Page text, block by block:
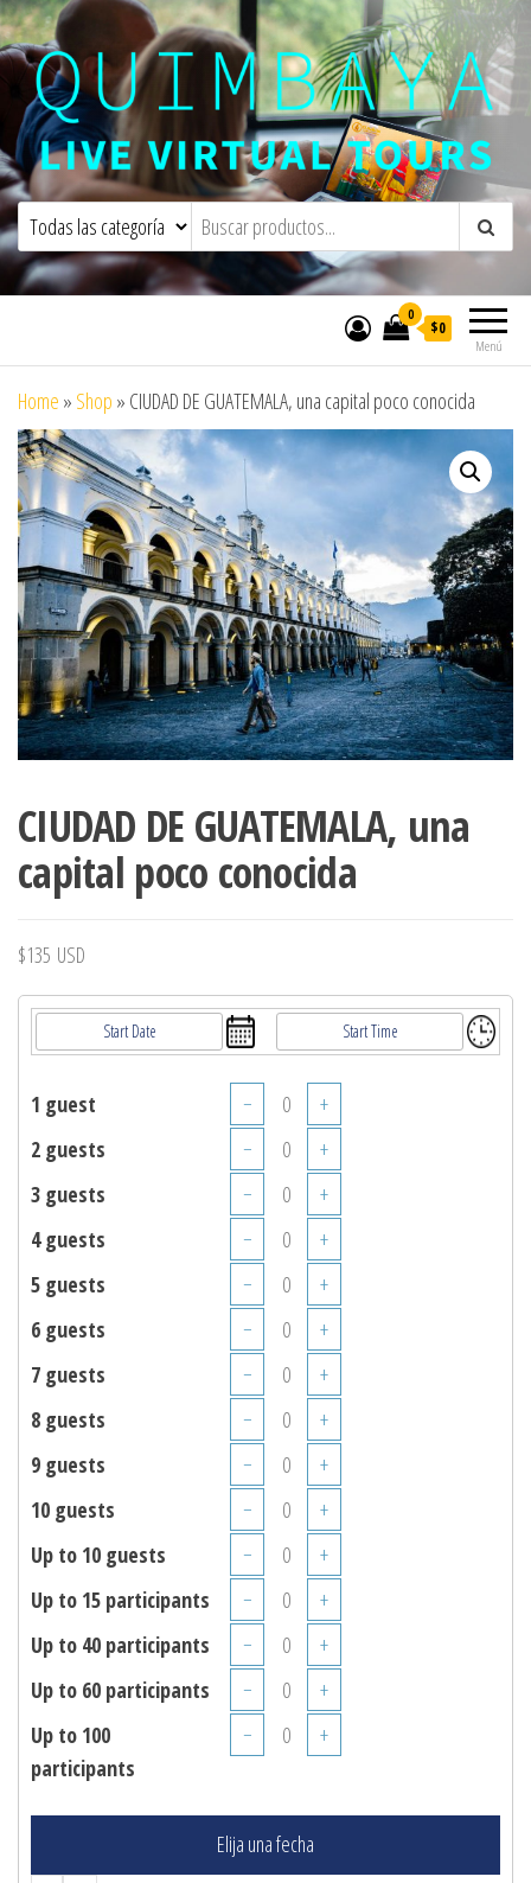
Quimbaya Virtual ToursLive Interactive Virtual Tours and
Menú
0
$0
Home » Shop » CIUDAD DE GUATEMALA, una capital poco conocida
CIUDAD DE GUATEMALA, una
capital poco conocida
$135 USD
1 guest −
+
2 guests
−
+
3 guests
−
+
4 guests
−
+
5 guests
−
+
6 guests
−
+
7 guests
−
+
8 guests
−
+
9 guests
−
+
10 guests
−
+
Up to 10 guests
−
+
Up to 15 participants
−
+
Up to 40 participants
−
+
Up to 60 participants
−
+
Up to 100
participants
− +
Elija una fecha